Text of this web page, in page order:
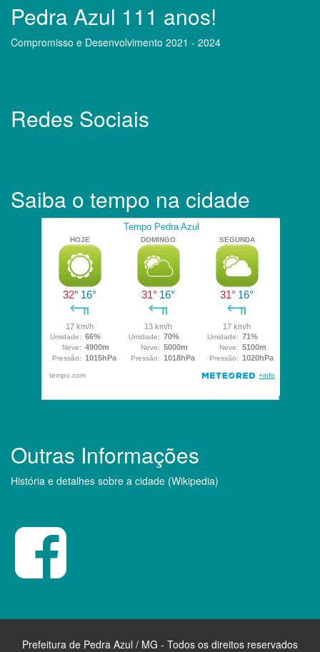
Pedra Azul 111 anos!
Compromisso e Desenvolvimento 2021 - 2024
Redes Sociais
Saiba o tempo na cidade
Outras Informações
História e detalhes sobre a cidade (Wikipedia)
Prefeitura de Pedra Azul / MG - Todos os direitos reservados